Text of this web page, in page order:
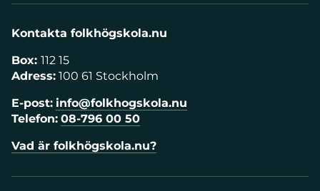
Kontakta folkhögskola.nu
Box: 112 15
Adress: 100 61 Stockholm
E-post: info@folkhogskola.nu
Telefon: 08-796 00 50
Vad är folkhögskola.nu?